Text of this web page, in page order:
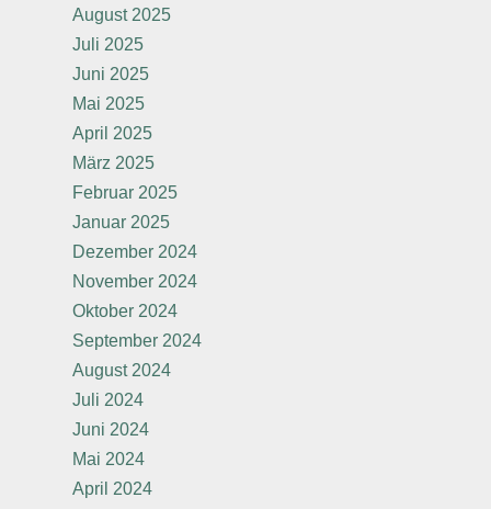
August 2025
Juli 2025
Juni 2025
Mai 2025
April 2025
März 2025
Februar 2025
Januar 2025
Dezember 2024
November 2024
Oktober 2024
September 2024
August 2024
Juli 2024
Juni 2024
Mai 2024
April 2024